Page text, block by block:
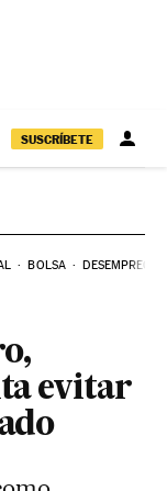
SUSCRÍBETE
BOLSA DESEMPREGO
evitar